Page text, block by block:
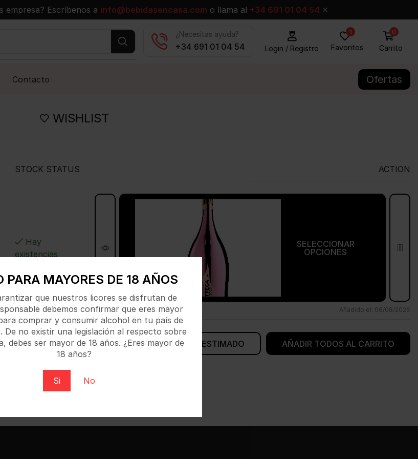
PARA MAYORES DE 18 AÑOS
que nuestros licores se disfrutan de
debemos confirmar que eres mayor
comprar y consumir alcohol en tu país de
De no existir una legislación al respecto sobre
debes ser mayor de 18 años. ¿Eres mayor de
18 años?
Si No
empresa? Escríbenos a info@bebidasencasa.com o llama al +34 691 01 04 54 ✕
¿Necesitas ayuda?
+34 691 01 04 54 Login / Registro
1
Favoritos
0
Carrito
Contacto Ofertas
WISHLIST
STOCK STATUS ACTION
Hay
existencias
SELECCIONAR
OPCIONES
Añadido el: 06/08/2026
SOLICITAR UN ESTIMADO AÑADIR TODOS AL CARRITO